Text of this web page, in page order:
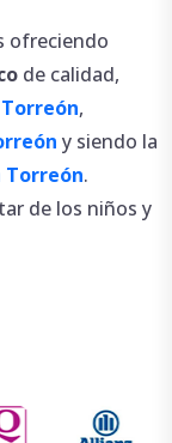
ofreciendo
de calidad,
,
y siendo la
.
de los niños y